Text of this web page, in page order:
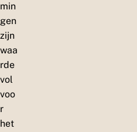
min
gen
zijn
waa
rde
vol
voo
r
het